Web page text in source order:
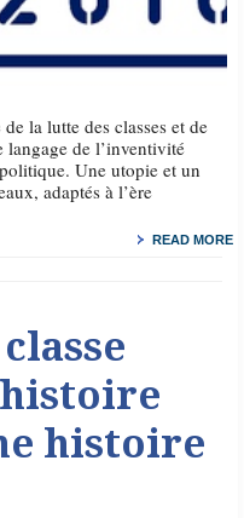
la lutte des classes et de
langage de l’inventivité
Une utopie et un
adaptés à l’ère
READ MORE
histoire
histoire